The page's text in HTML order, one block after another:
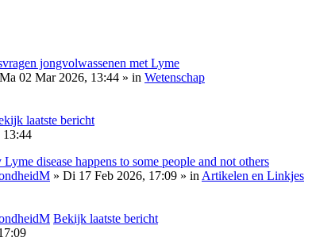
jongvolwassenen met Lyme
02 Mar 2026, 13:44 » in Wetenschap
laatste bericht
13:44
disease happens to some people and not others
» Di 17 Feb 2026, 17:09 » in Artikelen en Linkjes
Bekijk laatste bericht